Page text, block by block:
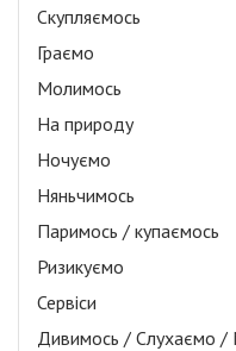
Скупляємось
Граємо
Молимось
На природу
Ночуємо
Няньчимось
Паримось / купаємось
Ризикуємо
Сервіси
Дивимось / Слухаємо /